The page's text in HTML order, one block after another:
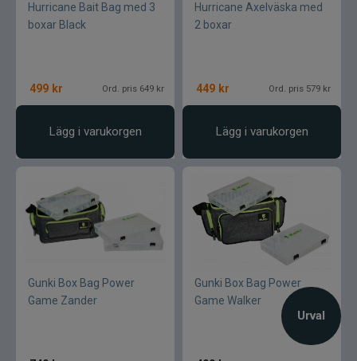
Urval
Hurricane Bait Bag med 3
boxar Black
499 kr Ord. pris 649 kr
Lägg i varukorgen
Hurricane Axelväska med
2 boxar
449 kr Ord. pris 579 kr
Lägg i varukorgen
Gunki Box Bag Power
Game Zander
Gunki Box Bag Power
Game Walker